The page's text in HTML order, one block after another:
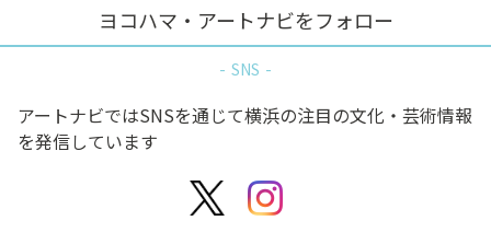
ヨコハマ・アートナビをフォロー
SNS
アートナビではSNSを通じて横浜の注目の文化・芸術情報
を発信しています